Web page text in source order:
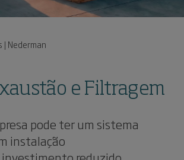
| Nederman
e Filtragem
pode ter um sistema
instalação